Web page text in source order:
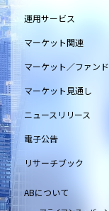
運用サービス
マーケット関連
マーケット／ファン
マーケット見通し
ニュースリリース
電子公告
リサーチブック
ABについて